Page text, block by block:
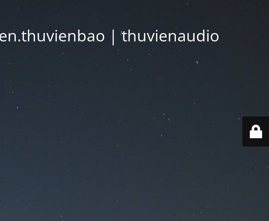
| thuvienaudio